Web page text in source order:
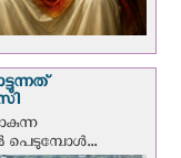
പെടുമ്പോള്‍...